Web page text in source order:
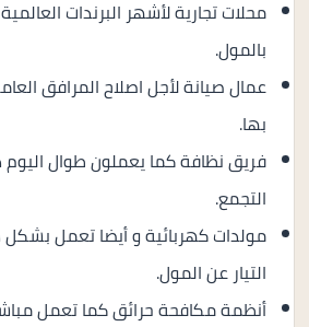
محلات تجارية لأشهر البرندات
بالمول.
عمال صيانة لأجل اصلاح المرافق
بها.
فريق نظافة كما يعملون طوال
التجمع.
مولدات كهربائية و أيضا تعمل
التيار عن المول.
أنظمة مكافحة حرائق كما تعمل